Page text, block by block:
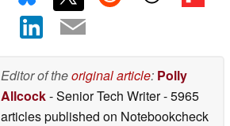
Editor of theoriginal article: Polly
Allcock- Senior Tech Writer- 5965
articles published on Notebookcheck